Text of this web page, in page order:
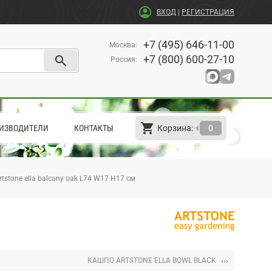
account_circle ВХОД РЕГИСТРАЦИЯ
search
Москва: +7 (495) 646-11-00
Россия: +7 (800) 600-27-10
КОНТАКТЫ shopping_cart Корзина: 0
arrow_left
ella balcony oak L74 W17 H17 см
КАШПО ARTSTONE ELLA BOWL BLACK ›››